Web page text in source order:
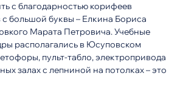
с благодарностью корифеев
с большой буквы – Елкина Бориса
Марата Петровича. Учебные
располагались в Юсуповском
пульт-табло, электропривода
залах с лепниной на потолках – это